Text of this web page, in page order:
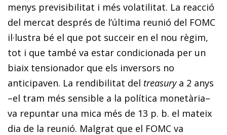
menys previsibilitat i més volatilitat. La reacció
del mercat després de l’última reunió del FOMC
il·lustra bé el que pot succeir en el nou règim,
tot i que també va estar condicionada per un
biaix tensionador que els inversors no
anticipaven. La rendibilitat del treasurya 2 anys
–el tram més sensible a la política monetària–
va repuntar una mica més de 13 p. b. el mateix
dia de la reunió. Malgrat que el FOMC va